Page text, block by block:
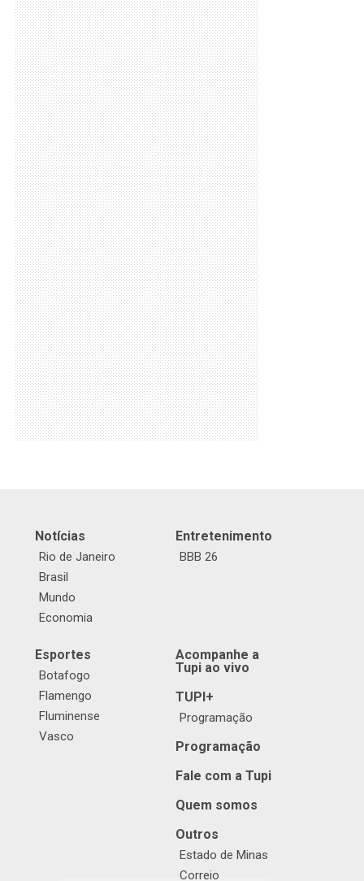
Notícias
Rio de Janeiro
Brasil
Mundo
Economia
Entretenimento
BBB 26
Esportes
Botafogo
Flamengo
Fluminense
Vasco
Acompanhe a
Tupi ao vivo
TUPI+
Programação
Programação
Fale com a Tupi
Quem somos
Outros
Estado de Minas
Correio